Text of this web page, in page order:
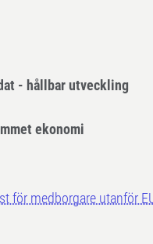
- hållbar utveckling
ekonomi
för medborgare utanför